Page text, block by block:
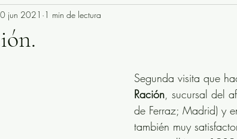
Monumentos de interés
Cocina libanesa Cocido
jun 2021 1 min de lectura
Segunda visita que
Ración, sucursal del
de Ferraz; Madrid) y
también muy